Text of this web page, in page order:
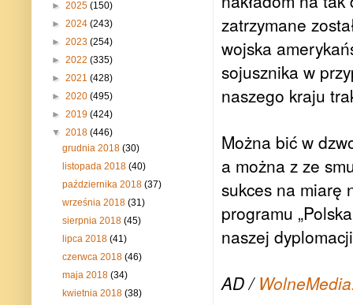
zatrzymane
wojska
sojusznika w
naszego kraju
Można bić w
a można z ze
sukces na miarę
programu
naszej
AD /
► 2025 (150)
► 2024 (243)
► 2023 (254)
► 2022 (335)
► 2021 (428)
► 2020 (495)
► 2019 (424)
▼ 2018 (446)
grudnia 2018(30)
listopada 2018(40)
października 2018(37)
września 2018(31)
sierpnia 2018(45)
lipca 2018(41)
czerwca 2018(46)
maja 2018(34)
kwietnia 2018(38)